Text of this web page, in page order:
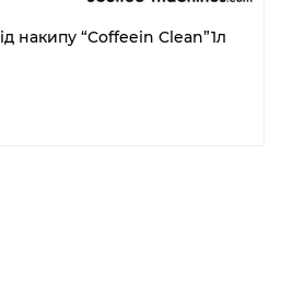
накипу “Coffeein Clean”1л